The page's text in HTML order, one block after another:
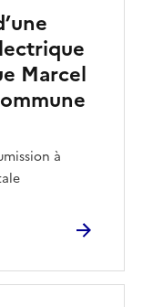
Marcel
à